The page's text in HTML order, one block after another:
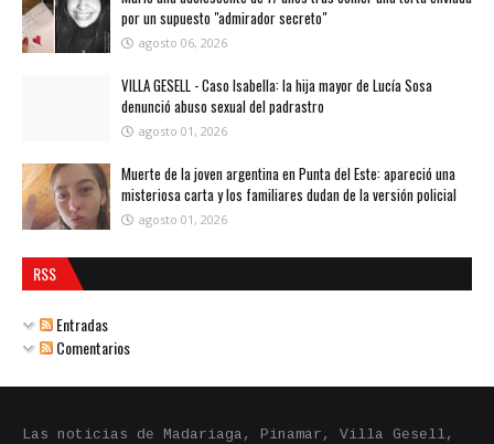
por un supuesto "admirador secreto"
agosto 06, 2026
VILLA GESELL - Caso Isabella: la hija mayor de Lucía Sosa
denunció abuso sexual del padrastro
agosto 01, 2026
Muerte de la joven argentina en Punta del Este: apareció una
misteriosa carta y los familiares dudan de la versión policial
agosto 01, 2026
RSS
Entradas
Comentarios
Las noticias de Madariaga, Pinamar, Villa Gesell,